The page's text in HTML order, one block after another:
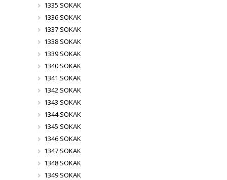
1335 SOKAK
1336 SOKAK
1337 SOKAK
1338 SOKAK
1339 SOKAK
1340 SOKAK
1341 SOKAK
1342 SOKAK
1343 SOKAK
1344 SOKAK
1345 SOKAK
1346 SOKAK
1347 SOKAK
1348 SOKAK
1349 SOKAK